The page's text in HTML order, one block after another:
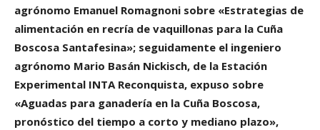
agrónomo Emanuel Romagnoni sobre «Estrategias de
alimentación en recría de vaquillonas para la Cuña
Boscosa Santafesina»; seguidamente el ingeniero
agrónomo Mario Basán Nickisch, de la Estación
Experimental INTA Reconquista, expuso sobre
«Aguadas para ganadería en la Cuña Boscosa,
pronóstico del tiempo a corto y mediano plazo»,